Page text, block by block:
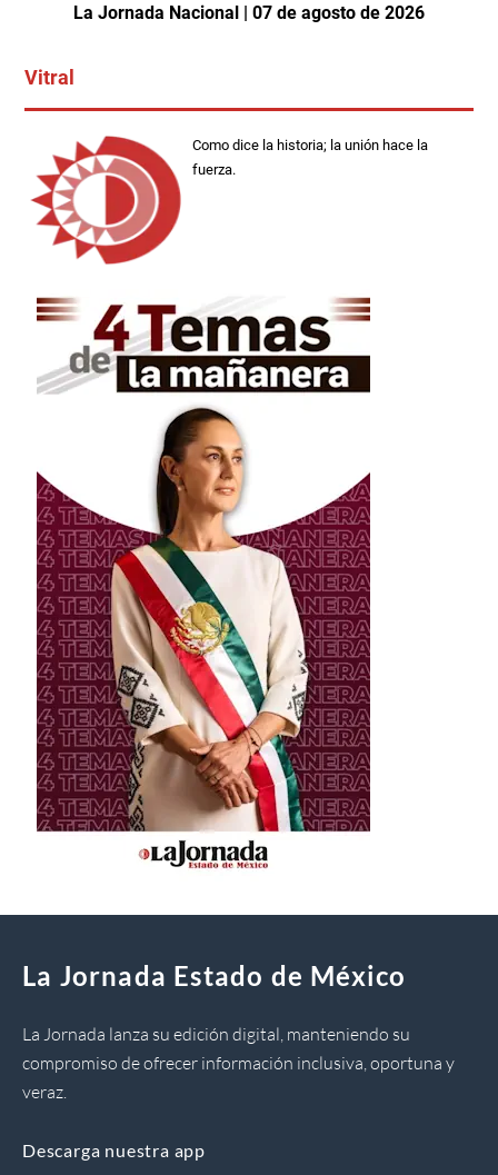
La Jornada Nacional | 07 de agosto de 2026
Vitral
Como dice la historia; la unión hace la
fuerza.
La Jornada Estado de México
La Jornada lanza su edición digital, manteniendo su
compromiso de ofrecer información inclusiva, oportuna y
veraz.
Descarga nuestra app